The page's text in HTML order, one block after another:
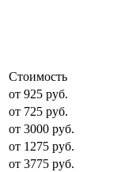
Стоимость
от 925 руб.
от 725 руб.
от 3000 руб.
от 1275 руб.
от 3775 руб.